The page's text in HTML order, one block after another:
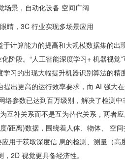
场景，自动化设备 空间广阔
睛，3C 行业实现多场景应用
计算能力的提高和大规模数据集的
阶段。“人工智能深度学习+ 机器视
习的出现大幅提升机器识别算法的
提出更高的运行效率要求，而 AI 强大
络参数已达到百万级别，解决了检测
互补关系而不是互为替代关系，两者
/距离)数据，围绕着人体、物体、 空
应用于获取深度信 息的检测、测量（
2D 视觉更具备经济性。